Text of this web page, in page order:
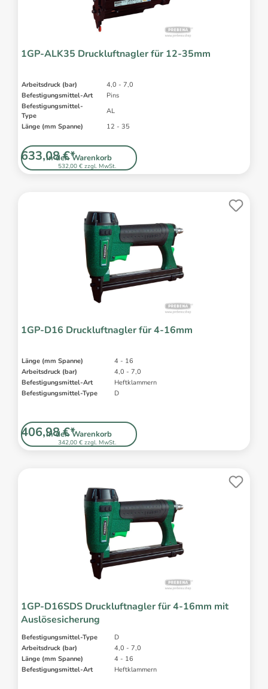
1GP-ALK35 Druckluftnagler für 12-35mm
Arbeitsdruck (bar)
4,0 - 7,0
Befestigungsmittel-Art
Pins
Befestigungsmittel-
Type
AL
Länge (mm Spanne)
12 - 35
In den Warenkorb
532,00 € zzgl. MwSt.
633,08 €*
1GP-D16 Druckluftnagler für 4-16mm
Länge (mm Spanne)
4 - 16
Arbeitsdruck (bar)
4,0 - 7,0
Befestigungsmittel-Art
Heftklammern
Befestigungsmittel-Type
D
In den Warenkorb
342,00 € zzgl. MwSt.
406,98 €*
1GP-D16SDS Druckluftnagler für 4-16mm mit
Auslösesicherung
Befestigungsmittel-Type
D
Arbeitsdruck (bar)
4,0 - 7,0
Länge (mm Spanne)
4 - 16
Befestigungsmittel-Art
Heftklammern